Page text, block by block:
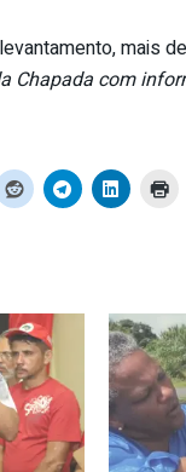
mais
Chapada com